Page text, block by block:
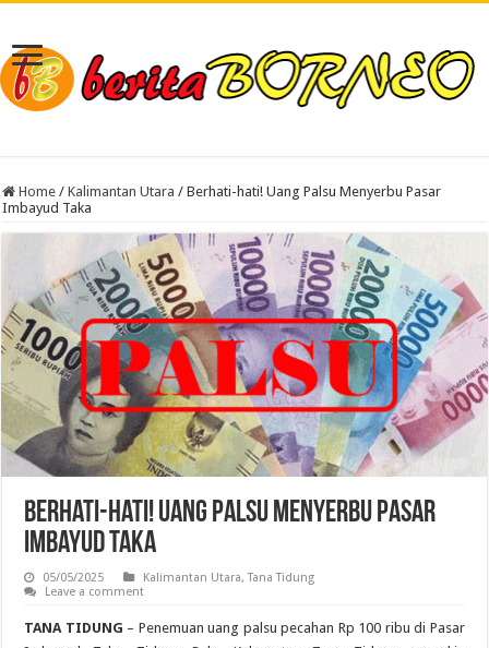
Home / Kalimantan Utara / Berhati-hati! Uang Palsu Menyerbu Pasar
Imbayud Taka
Berhati-hati! Uang Palsu Menyerbu Pasar
Imbayud Taka
05/05/2025 Kalimantan Utara,Tana Tidung
Leave a comment
TANA TIDUNG – Penemuan uang palsu pecahan Rp 100 ribu di Pasar